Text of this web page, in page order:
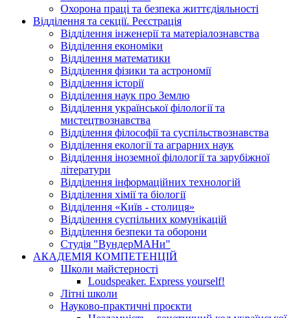
Охорона праці та безпека життєдіяльності
Відділення та секції. Реєстрація
Відділення інженерії та матеріалознавства
Відділення економіки
Відділення математики
Відділення фізики та астрономії
Відділення історії
Відділення наук про Землю
Відділення української філології та
мистецтвознавства
Відділення філософії та суспільствознавства
Відділення екології та аграрних наук
Відділення іноземної філології та зарубіжної
літератури
Відділення інформаційних технологій
Відділення хімії та біології
Відділення «Київ - столиця»
Відділення суспільних комунікацій
Відділення безпеки та оборони
Студія "ВундерМАНи"
АКАДЕМІЯ КОМПЕТЕНЦІЙ
Школи майстерності
Loudspeaker. Express yourself!
Літні школи
Науково-практичні проєкти